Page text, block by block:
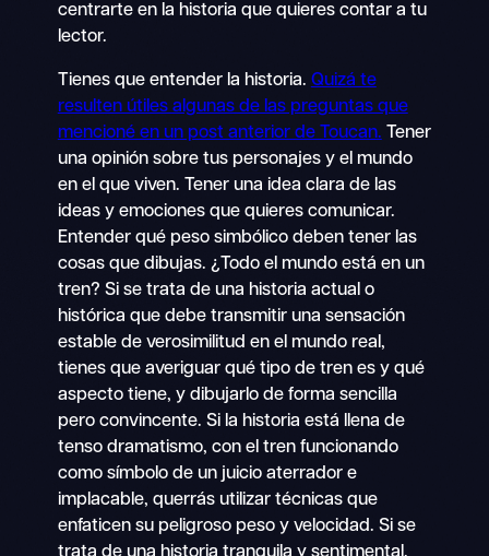
centrarte en la historia que quieres contar a tu
lector.
Tienes que entender la historia. Quizá te
resulten útiles algunas de las preguntas que
mencioné en un post anterior de Toucan. Tener
una opinión sobre tus personajes y el mundo
en el que viven. Tener una idea clara de las
ideas y emociones que quieres comunicar.
Entender qué peso simbólico deben tener las
cosas que dibujas. ¿Todo el mundo está en un
tren? Si se trata de una historia actual o
histórica que debe transmitir una sensación
estable de verosimilitud en el mundo real,
tienes que averiguar qué tipo de tren es y qué
aspecto tiene, y dibujarlo de forma sencilla
pero convincente. Si la historia está llena de
tenso dramatismo, con el tren funcionando
como símbolo de un juicio aterrador e
implacable, querrás utilizar técnicas que
enfaticen su peligroso peso y velocidad. Si se